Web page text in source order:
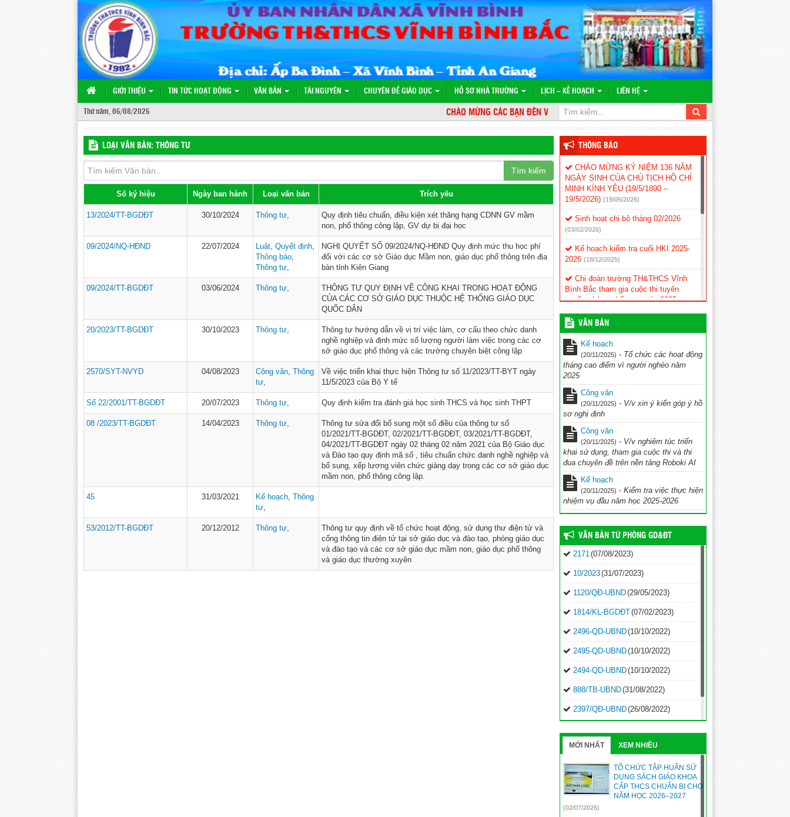
GIỚI THIỆU TIN TỨC HOẠT ĐỘNG VĂN BẢN TÀI NGUYÊN CHUYÊN ĐỀ GIÁO DỤC HỒ SƠ NHÀ TRƯỜNG LỊCH – KẾ HOẠCH LIÊN HỆ
Thứ năm, 06/08/2026 CHÀO MỪNG CÁC BẠN ĐẾN VỚI WEBSITE TRƯỜNG TH&THCS VĨNH BÌNH BẮC
LOẠI VĂN BẢN: THÔNG TƯ
Tìm kiếm
Số ký hiệu Ngày ban hành Loại văn bản Trích yếu
13/2024/TT-BGDĐT 30/10/2024 Thông tư,
Quy định tiêu chuẩn, điều kiện xét thăng hạng CDNN GV mầm
non, phổ thông công lập, GV dự bị đại học
09/2024/NQ-HĐND 22/07/2024 Luật, Quyết định,
Thông báo,
Thông tư,
NGHỊ QUYẾT SỐ 09/2024/NQ-HĐND Quy định mức thu học phí
đối với các cơ sở Giáo dục Mầm non, giáo dục phổ thông trên địa
bàn tỉnh Kiên Giang
09/2024/TT-BGDĐT 03/06/2024 Thông tư,
THÔNG TƯ QUY ĐỊNH VỀ CÔNG KHAI TRONG HOẠT ĐỘNG
CỦA CÁC CƠ SỞ GIÁO DỤC THUỘC HỆ THỐNG GIÁO DỤC
QUỐC DÂN
20/2023/TT-BGDĐT 30/10/2023 Thông tư,
Thông tư hướng dẫn về vị trí việc làm, cơ cấu theo chức danh
nghề nghiệp và định mức số lượng người làm việc trong các cơ
sở giáo dục phổ thông và các trường chuyên biệt công lập
2570/SYT-NVYD 04/08/2023 Công văn, Thông
tư,
Về việc triển khai thực hiện Thông tư số 11/2023/TT-BYT ngày
11/5/2023 của Bộ Y tế
Số 22/2001/TT-BGDĐT 20/07/2023 Thông tư, Quy định kiểm tra đánh giá học sinh THCS và học sinh THPT
08 /2023/TT-BGDĐT 14/04/2023 Thông tư,
Thông tư sửa đổi bổ sung một số điều của thông tư số
01/2021/TT-BGDĐT, 02/2021/TT-BGDĐT, 03/2021/TT-BGDĐT,
04/2021/TT-BGDĐT ngày 02 tháng 02 năm 2021 của Bộ Giáo dục
và Đào tạo quy định mã số , tiêu chuẩn chức danh nghề nghiệp và
bổ sung, xếp lương viên chức giảng dạy trong các cơ sở giáo dục
mầm non, phổ thông công lập.
45 31/03/2021 Kế hoạch, Thông
tư,
53/2012/TT-BGDĐT 20/12/2012 Thông tư,
Thông tư quy định về tổ chức hoạt động, sử dụng thư điện tử và
cổng thông tin điện tử tại sở giáo dục và đào tạo, phòng giáo dục
và đào tạo và các cơ sở giáo dục mầm non, giáo dục phổ thông
và giáo dục thường xuyên
THÔNG BÁO
CHÀO MỪNG KỶ NIỆM 136 NĂM
NGÀY SINH CỦA CHỦ TỊCH HỒ CHÍ
MINH KÍNH YÊU (19/5/1890 –
19/5/2026) (19/05/2026)
Sinh hoạt chi bộ tháng 02/2026
(03/02/2026)
Kế hoạch kiểm tra cuối HKI 2025-
2026 (18/12/2025)
Chi đoàn trường TH&THCS Vĩnh
Bình Bắc tham gia cuộc thi tuyên
truyền phòng chống ma túy 2025
Kế hoạch Triển khai thực hiện đề án
“Đưa tiếng Anh trở thành ngôn ngữ thứ
hai trong trường học” giai đoạn 2025 –
2035, tầm nhìn 2045
(26/11/2025)
KẾ HOẠCH Tổ chức cuộc thi Ứng
dụng công nghệ AI vào giảng dạy chào
mừng Kỷ niệm 43 năm ngày nhà giáo
Việt Nam (20/11/1982 – 20/11/2025)
năm học 2025-2026 (28/10/2025)
kế hoạch Thi đua chuyên đề ” Đẩy
nhanh chuyển đổi số và UDCN AI trên
nền tảng ROBOKI (20/10/2025)
Kế hoạch hoạt động CLB TDTD
2025-2026 (11/10/2025)
VĂN BẢN
Kế hoạch
(20/11/2025) - Tổ chức các hoạt động
tháng cao điểm vì người nghèo năm
2025
Công văn
(20/11/2025) - V/v xin ý kiến góp ý hồ
sơ nghị định
Công văn
(20/11/2025) - V/v nghiêm túc triển
khai sử dụng, tham gia cuộc thi và thi
đua chuyên đề trên nền tảng Roboki AI
Kế hoạch
(20/11/2025) - Kiểm tra việc thực hiện
nhiệm vụ đầu năm học 2025-2026
VĂN BẢN TỪ PHÒNG GD&ĐT
2171(07/08/2023)
10/2023(31/07/2023)
1120/QĐ-UBND(29/05/2023)
1814/KL-BGDĐT(07/02/2023)
2496-QD-UBND(10/10/2022)
2495-QD-UBND(10/10/2022)
2494-QD-UBND(10/10/2022)
888/TB-UBND(31/08/2022)
2397/QĐ-UBND(26/08/2022)
MỚI NHẤT XEM NHIỀU
TỔ CHỨC TẬP HUẤN SỬ
DỤNG SÁCH GIÁO KHOA
CẤP THCS CHUẨN BỊ CHO
NĂM HỌC 2026–2027
(02/07/2026)